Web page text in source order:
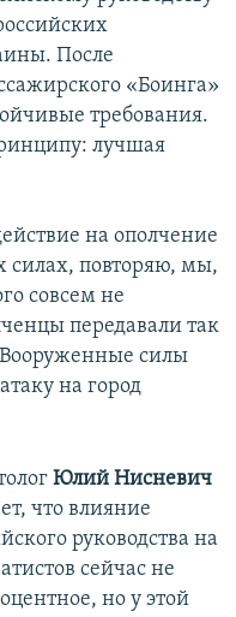
После
«Боинга»
требования.
лучшая
на ополчение
силах, повторяю, мы,
совсем не
передавали так
силы
на город
ЮлийНисневич
что влияние
руководства на
сейчас не
но у этой